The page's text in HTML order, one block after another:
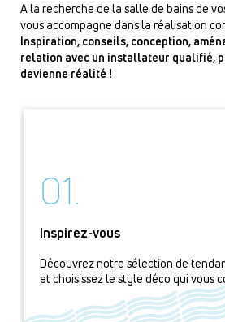
A la recherche de la salle de bains de
vous accompagne dans la réalisation
Inspiration, conseils, conception,
relation avec un installateur qualifié,
devienne réalité !
01.
Inspirez-vous
Découvrez notre sélection de
et choisissez le style déco qui vous